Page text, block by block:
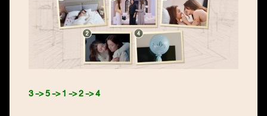
3 -> 5 -> 1 -> 2 -> 4